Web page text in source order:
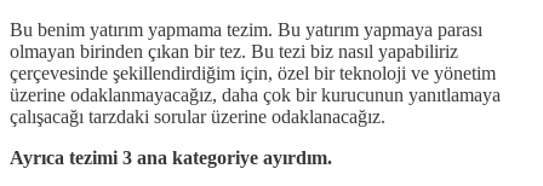
Bu benim yatırım yapmama tezim. Bu yatırım yapmaya parası
olmayan birinden çıkan bir tez. Bu tezi biz nasıl yapabiliriz
çerçevesinde şekillendirdiğim için, özel bir teknoloji ve yönetim
üzerine odaklanmayacağız, daha çok bir kurucunun yanıtlamaya
çalışacağı tarzdaki sorular üzerine odaklanacağız.
Ayrıca tezimi 3 ana kategoriye ayırdım.